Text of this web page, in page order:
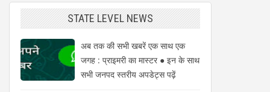
STATE LEVEL NEWS
अब तक की सभी खबरें एक साथ एक
जगह : प्राइमरी का मास्टर ● इन के साथ
सभी जनपद स्तरीय अपडेट्स पढ़ें